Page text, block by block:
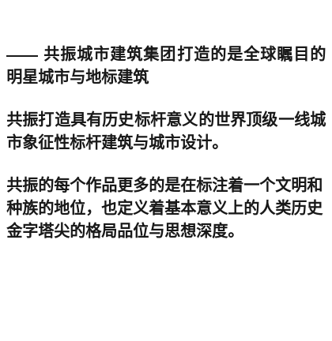
—— 共振城市建筑集团打造的是全球瞩目的
明星城市与地标建筑
共振打造具有历史标杆意义的世界顶级一线城
市象征性标杆建筑与城市设计。
共振的每个作品更多的是在标注着一个文明和
种族的地位，也定义着基本意义上的人类历史
金字塔尖的格局品位与思想深度。